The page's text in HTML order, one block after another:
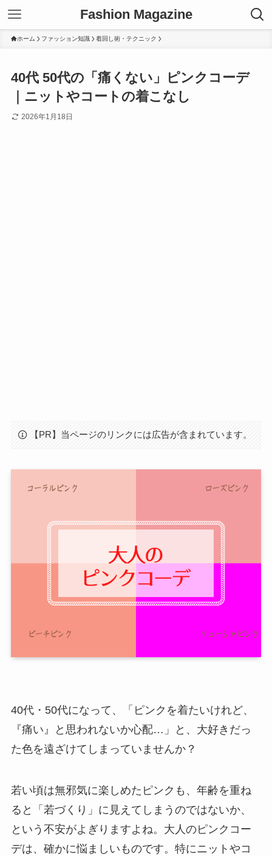
Fashion Magazine
ホーム ファッション知識 着回し術・テクニック
40代 50代の「痛くない」ピンクコーデ
｜ニットやコートの着こなし
2026年1月18日
【PR】当ページのリンクには広告が含まれています。
40代・50代になって、「ピンクを着たいけれど、
『痛い』と思われないか心配…」と、大好きだっ
た色を遠ざけてしまっていませんか？
若い頃は無邪気に楽しめたピンクも、年齢を重ね
ると「若づくり」に見えてしまうのではないか、
という不安がよぎりますよね。大人のピンクコー
デは、確かに悩ましいものです。特にニットやコ